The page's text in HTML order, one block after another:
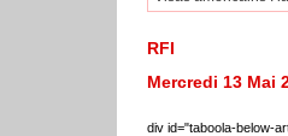
RFI
Mercredi 13 Mai
div id="taboola-below-